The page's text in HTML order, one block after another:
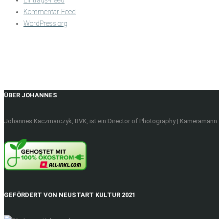
Kommentar-Feed
WordPress.org
ÜBER JOHANNES
Johannes Kaczmarczyk, BVK, ist ein Director of Photography |
GEFÖRDERT VON NEUSTART KULTUR 2021